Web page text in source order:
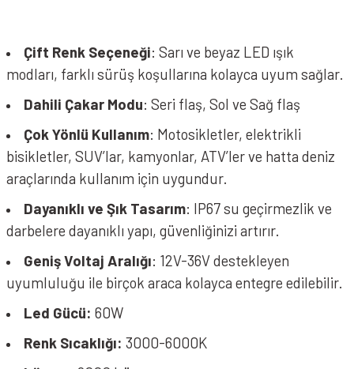
Çift Renk Seçeneği: Sarı ve beyaz LED ışık
modları, farklı sürüş koşullarına kolayca uyum sağlar.
Dahili Çakar Modu: Seri flaş, Sol ve Sağ flaş
Çok Yönlü Kullanım: Motosikletler, elektrikli
bisikletler, SUV’lar, kamyonlar, ATV’ler ve hatta deniz
araçlarında kullanım için uygundur.
Dayanıklı ve Şık Tasarım: IP67 su geçirmezlik ve
darbelere dayanıklı yapı, güvenliğinizi artırır.
Geniş Voltaj Aralığı: 12V-36V destekleyen
uyumluluğu ile birçok araca kolayca entegre edilebilir.
Led Gücü: 60W
Renk Sıcaklığı: 3000-6000K